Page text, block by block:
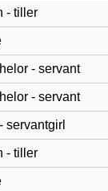
- tiller
- servant
- servant
servantgirl
- tiller